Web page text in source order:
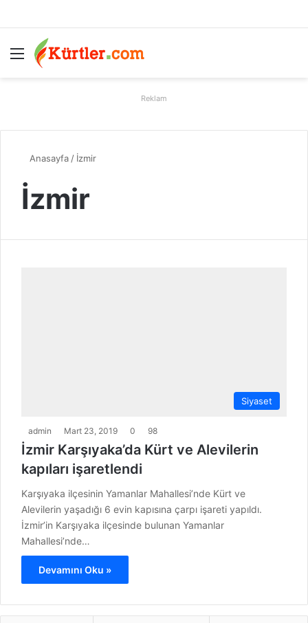
Menü
Reklam
Anasayfa / İzmir
İzmir
Siyaset
admin Mart 23, 2019 0 98
İzmir Karşıyaka’da Kürt ve Alevilerin
kapıları işaretlendi
Karşıyaka ilçesinin Yamanlar Mahallesi’nde Kürt ve
Alevilerin yaşadığı 6 evin kapısına çarpı işareti yapıldı.
İzmir’in Karşıyaka ilçesinde bulunan Yamanlar
Mahallesi’nde…
Devamını Oku »